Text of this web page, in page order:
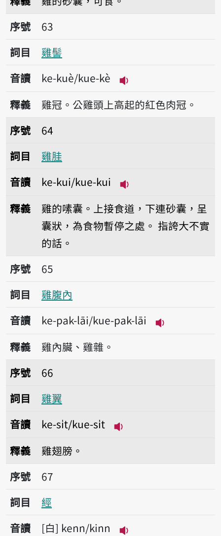
序號63雞髻
序號
63
詞目
雞髻
音讀
ke-kuè/kue-kè
播放音讀ke-kuè/
釋義
雞冠。公雞頭上高起的紅色肉冠。
序號64雞胿
序號
64
詞目
雞胿
音讀
ke-kui/kue-kui
釋義
雞的嗉囊。上接食道，下連砂囊，呈
囊狀，為食物暫停之處。 指誇大不實
的話。
序號65雞腹內
序號
65
詞目
雞腹內
音讀
ke-pak-lāi/kue-pak-lāi
播放音讀ke-
釋義
雞內臟、雞雜。
序號66雞翼
序號
66
詞目
雞翼
音讀
ke-si̍t/kue-si̍t
釋義
雞翅膀。
序號67經
序號
67
詞目
經
音讀
白 kenn/kinn